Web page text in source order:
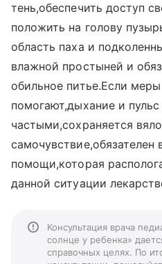
тень,обеспечить доступ
положить на голову
область паха и
влажной простыней и
обильное питье.Если
помогают,дыхание и
частыми,сохраняется
помощи,которая
данной ситуации
Консультация врача
солнце у ребенка»
справочных целях. По